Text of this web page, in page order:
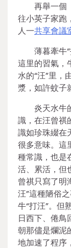
再舉一個
往小英子家跑
人一共享會議
薄暮牽牛
這里的習氣，
水的“汪”里，
漿，如許蚊子
炎天水牛
識，在汪曾祺
識如珍珠綴在
很多意味。這
種常識，也是
活、累活，但
曾祺只寫了明
汪”這種陋俗
牛“打汪”。但
日西下、倦鳥
朝那儘是爛泥
地加速了程序